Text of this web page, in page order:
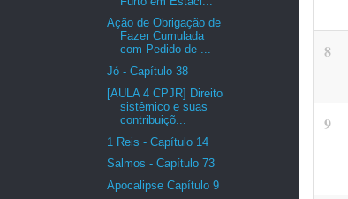
8
9
Ação de Obrigação de
Fazer Cumulada
com Pedido de ...
Jó - Capítulo 38
[AULA 4 CPJR] Direito
sistêmico e suas
contribuiçõ...
1 Reis - Capítulo 14
Salmos - Capítulo 73
Apocalipse Capítulo 9